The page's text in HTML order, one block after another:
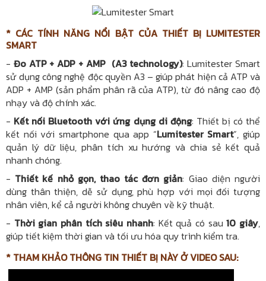
* CÁC TÍNH NĂNG NỔI BẬT CỦA THIẾT BỊ LUMITESTER
SMART
- Đo ATP + ADP + AMP (A3 technology): Lumitester Smart
sử dụng công nghệ độc quyền A3 – giúp phát hiện cả ATP và
ADP + AMP (sản phẩm phân rã của ATP), từ đó nâng cao độ
nhạy và độ chính xác.
- Kết nối Bluetooth với ứng dụng di động: Thiết bị có thể
kết nối với smartphone qua app “Lumitester Smart”, giúp
quản lý dữ liệu, phân tích xu hướng và chia sẻ kết quả
nhanh chóng.
- Thiết kế nhỏ gọn, thao tác đơn giản: Giao diện người
dùng thân thiện, dễ sử dụng, phù hợp với mọi đối tượng
nhân viên, kể cả người không chuyên về kỹ thuật.
- Thời gian phân tích siêu nhanh: Kết quả có sau10 giây,
giúp tiết kiệm thời gian và tối ưu hóa quy trình kiểm tra.
* THAM KHẢO THÔNG TIN THIẾT BỊ NÀY Ở VIDEO SAU: